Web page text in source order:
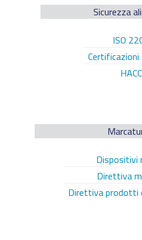
Sicurezza
ISO
Certificazioni
Dispositivi
Direttiva
Direttiva prodotti